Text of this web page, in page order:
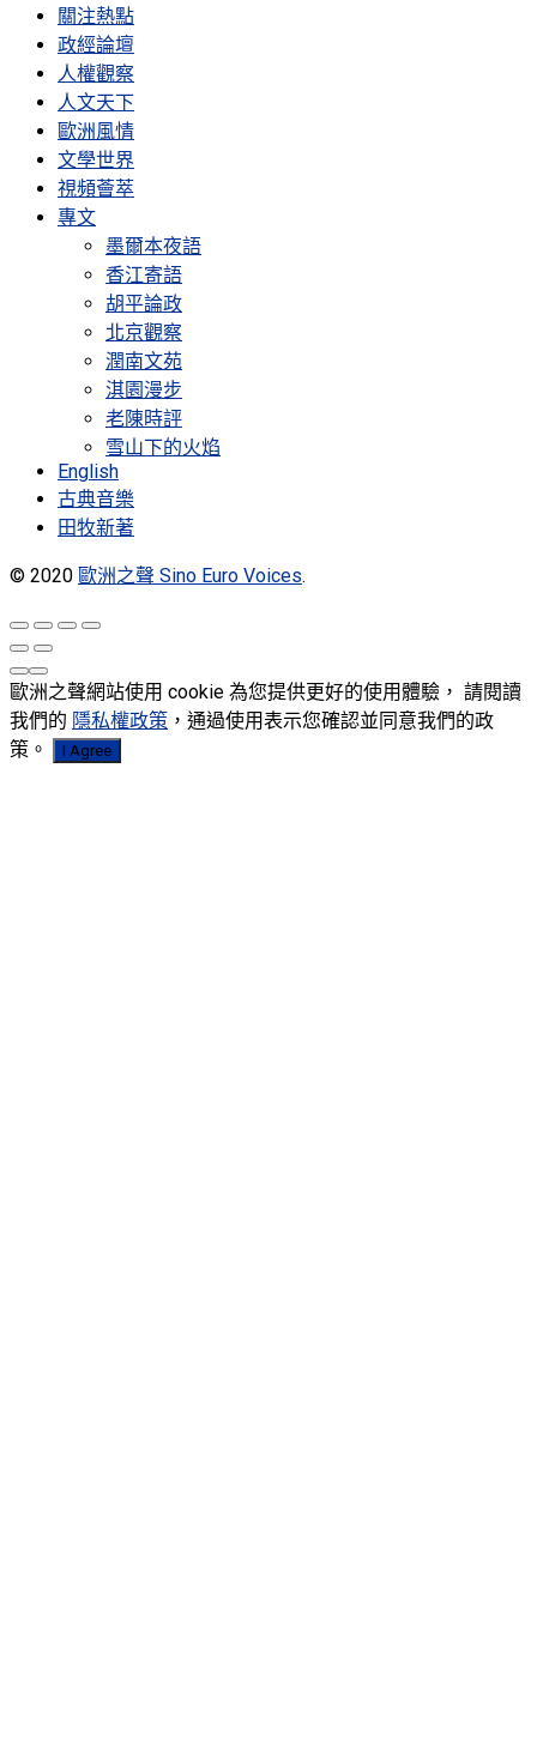
關注熱點
政經論壇
人權觀察
人文天下
歐洲風情
文學世界
視頻薈萃
專文
墨爾本夜語
香江寄語
胡平論政
北京觀察
潤南文苑
淇園漫步
老陳時評
雪山下的火焰
English
古典音樂
田牧新著
© 2020 歐洲之聲 Sino Euro Voices.
歐洲之聲網站使用 cookie 為您提供更好的使用體驗， 請閱讀
我們的 隱私權政策 ，通過使用表示您確認並同意我們的政
策。
I Agree